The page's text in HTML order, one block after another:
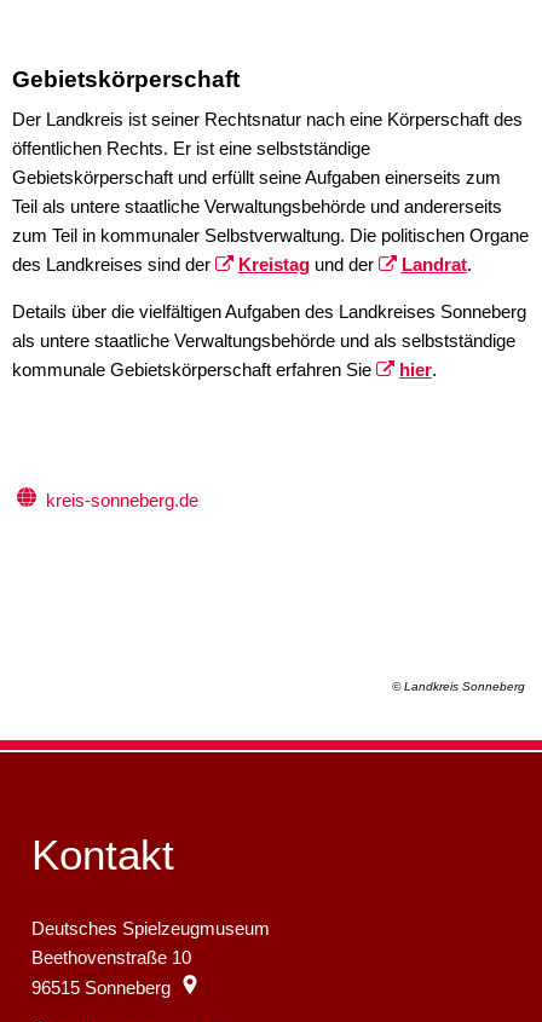
Gebietskörperschaft
Der Landkreis ist seiner Rechtsnatur nach eine Körperschaft des
öffentlichen Rechts. Er ist eine selbstständige
Gebietskörperschaft und erfüllt seine Aufgaben einerseits zum
Teil als untere staatliche Verwaltungsbehörde und andererseits
zum Teil in kommunaler Selbstverwaltung. Die politischen Organe
des Landkreises sind der
Kreistagund der Landrat.
Details über die vielfältigen Aufgaben des Landkreises Sonneberg
als untere staatliche Verwaltungsbehörde und als selbstständige
kommunale Gebietskörperschaft erfahren Sie
hier.
kreis-sonneberg.de
© Landkreis Sonneberg
Kontakt
Deutsches Spielzeugmuseum
Beethovenstraße 10
96515 Sonneberg